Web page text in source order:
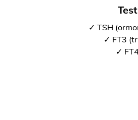
✓ TSH
✓ FT3
✓